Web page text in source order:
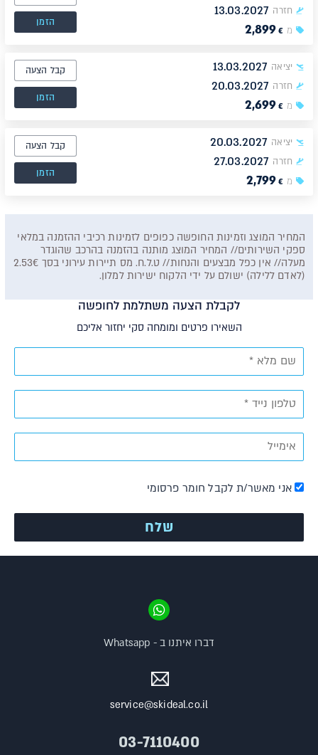
חזרה 13.03.2027
מ 2,899 €
הזמן
יציאה 13.03.2027
חזרה 20.03.2027
מ 2,699 €
קבל הצעה
הזמן
יציאה 20.03.2027
חזרה 27.03.2027
מ 2,799 €
קבל הצעה
הזמן
המחיר המוצג וזמינות החופשה כפופים לזמינות רכיבי ההזמנה במלאי
ספקי השירותים// המחיר המוצג מותנה בהזמנה בהרכב שהוגדר
מעלה// אין כפל מבצעים והנחות// ט.ל.ח. מס תיירות עירוני בסך 2.53€
(לאדם ללילה) ישולם על ידי הלקוח ישירות למלון.
לקבלת הצעה משתלמת לחופשה
השאירו פרטים ומומחה סקי יחזור אליכם
אני מאשר/ת לקבל חומר פרסומי
service@skideal.co.il
03-7110400
דברו איתנו ב - Whatsapp